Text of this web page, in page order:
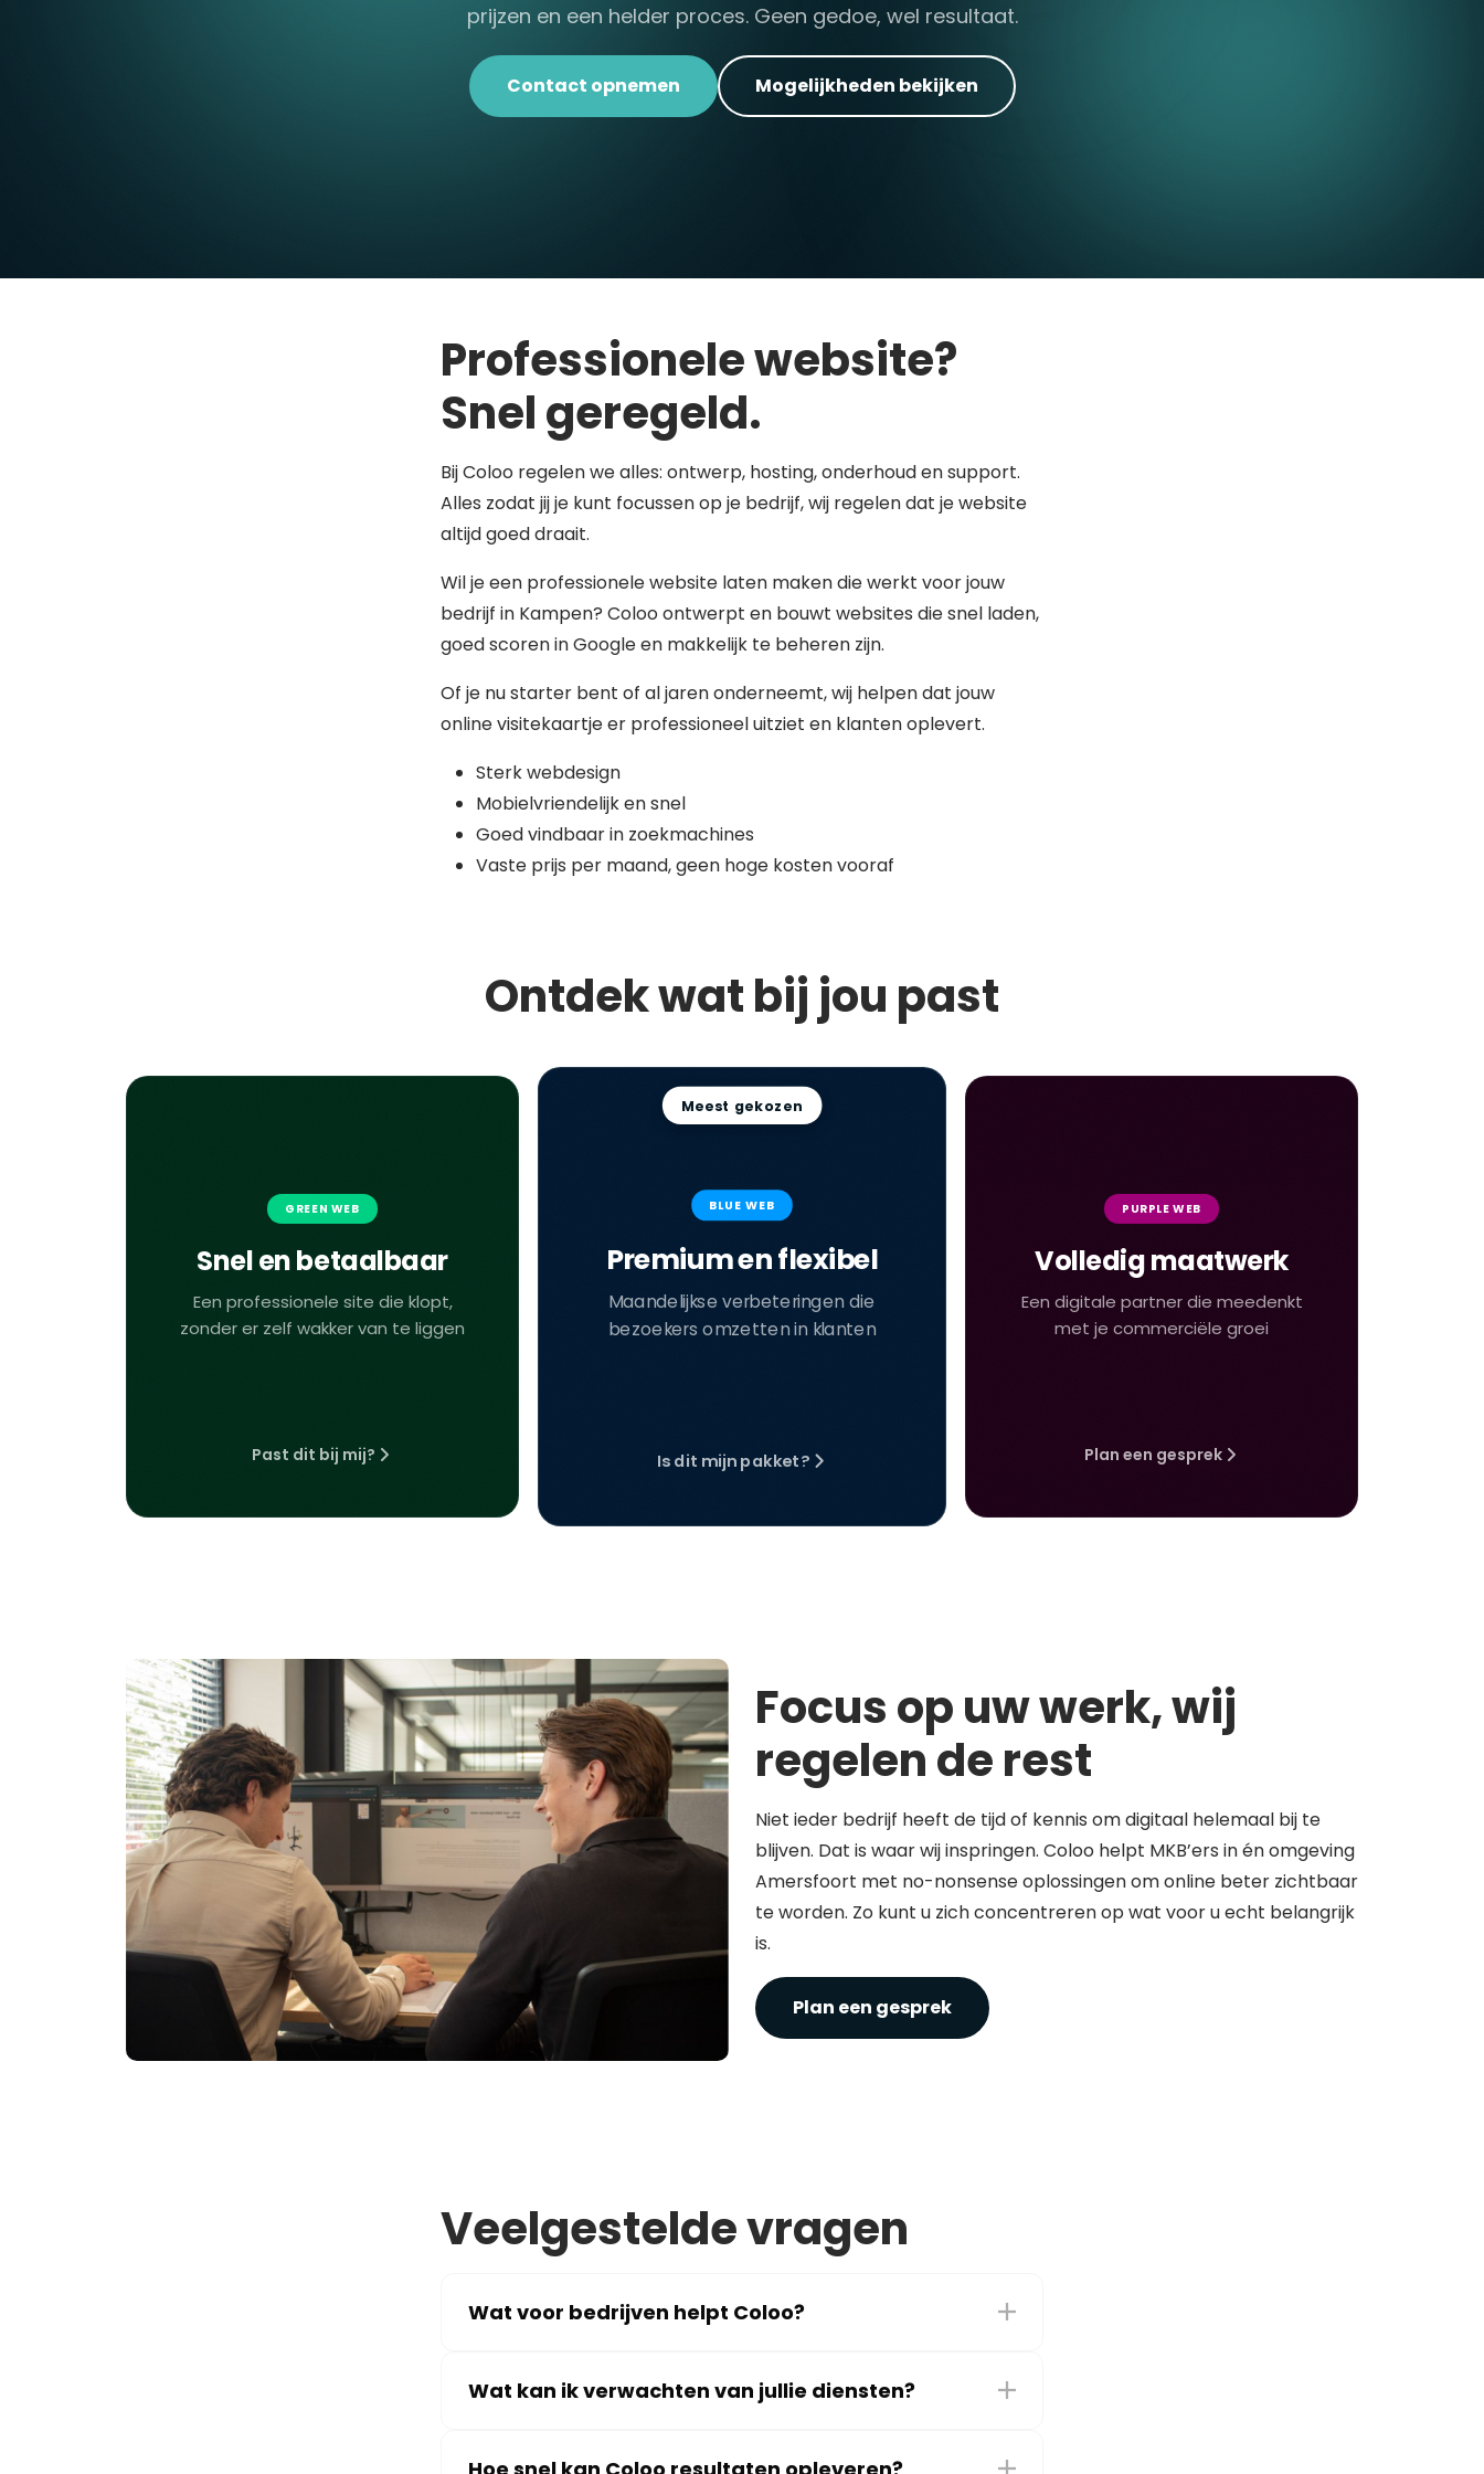
prijzen en een helder proces. Geen gedoe, wel resultaat.
Contact opnemen Mogelijkheden bekijken
Professionele website?
Snel geregeld.
Bij Coloo regelen we alles: ontwerp, hosting, onderhoud en support.
Alles zodat jij je kunt focussen op je bedrijf, wij regelen dat je website
altijd goed draait.
Wil je een professionele website laten maken die werkt voor jouw
bedrijf in Kampen? Coloo ontwerpt en bouwt websites die snel laden,
goed scoren in Google en makkelijk te beheren zijn.
Of je nu starter bent of al jaren onderneemt, wij helpen dat jouw
online visitekaartje er professioneel uitziet en klanten oplevert.
Sterk webdesign
Mobielvriendelijk en snel
Goed vindbaar in zoekmachines
Vaste prijs per maand, geen hoge kosten vooraf
Ontdek wat bij jou past
GREEN WEB
Snel en betaalbaar
Een professionele site die klopt,
zonder er zelf wakker van te liggen
Past dit bij mij?
Meest gekozen
BLUE WEB
Premium en flexibel
Maandelijkse verbeteringen die
bezoekers omzetten in klanten
Is dit mijn pakket?
PURPLE WEB
Volledig maatwerk
Een digitale partner die meedenkt
met je commerciële groei
Plan een gesprek
Focus op uw werk, wij
regelen de rest
Niet ieder bedrijf heeft de tijd of kennis om digitaal helemaal bij te
blijven. Dat is waar wij inspringen. Coloo helpt MKB’ers in én omgeving
Amersfoort met no-nonsense oplossingen om online beter zichtbaar
te worden. Zo kunt u zich concentreren op wat voor u echt belangrijk
is.
Plan een gesprek
Veelgestelde vragen
Wat voor bedrijven helpt Coloo?
Wat kan ik verwachten van jullie diensten?